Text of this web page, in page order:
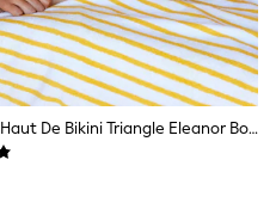
Rose/rouge - Haut De Bikini Triangle Eleanor Bowmer Moon Star